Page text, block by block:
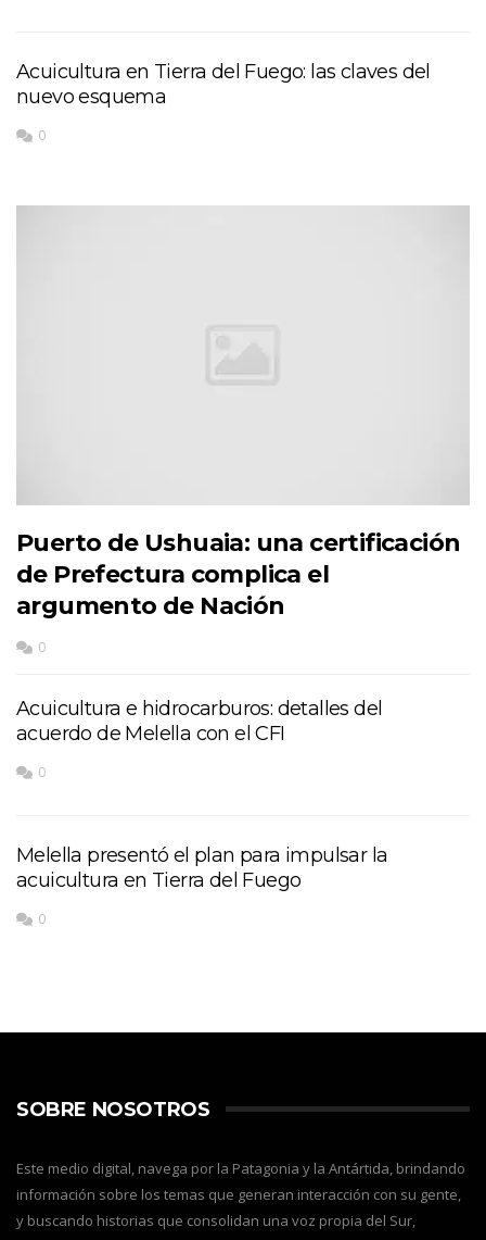
Acuicultura en Tierra del Fuego: las claves del
nuevo esquema
0
Puerto de Ushuaia: una certificación
de Prefectura complica el
argumento de Nación
0
Acuicultura e hidrocarburos: detalles del
acuerdo de Melella con el CFI
0
Melella presentó el plan para impulsar la
acuicultura en Tierra del Fuego
0
SOBRE NOSOTROS
Este medio digital, navega por la Patagonia y la Antártida, brindando
información sobre los temas que generan interacción con su gente,
y buscando historias que consolidan una voz propia del Sur,